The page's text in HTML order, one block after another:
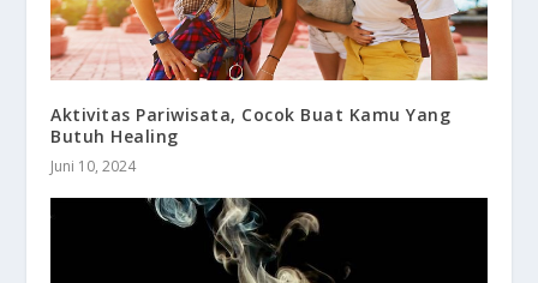
Aktivitas Pariwisata, Cocok Buat Kamu Yang
Butuh Healing
Juni 10, 2024